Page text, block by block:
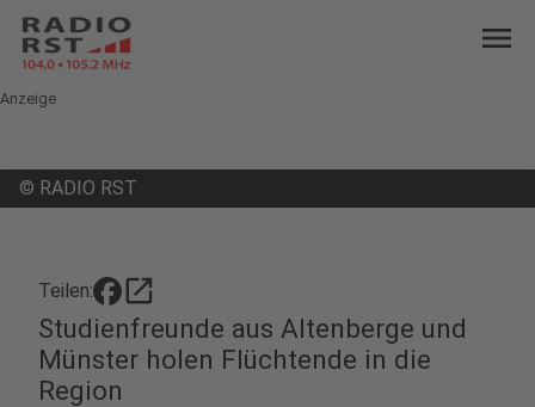
menu
Anzeige
© RADIO RST
Teilen: open_in_new
Studienfreunde aus Altenberge und
Münster holen Flüchtende in die
Region